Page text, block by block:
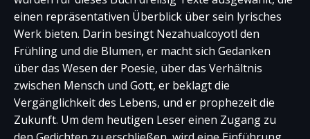
einen repräsentativen Überblick über sein lyrisches
Werk bieten. Darin besingt Nezahualcoyotl den
Frühling und die Blumen, er macht sich Gedanken
über das Wesen der Poesie, über das Verhältnis
zwischen Mensch und Gott, er beklagt die
Vergänglichkeit des Lebens, und er prophezeit die
Zukunft. Um dem heutigen Leser einen Zugang zu